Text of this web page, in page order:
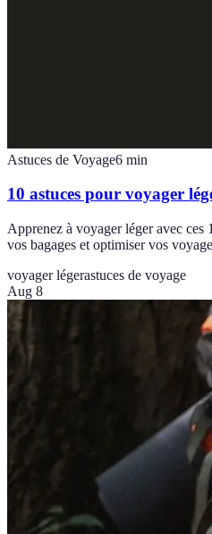
Astuces de Voyage6 min
10 astuces pour voyager
Apprenez à voyager léger avec ces
vos bagages et optimiser vos
voyager légerastuces de voyage
Aug 8